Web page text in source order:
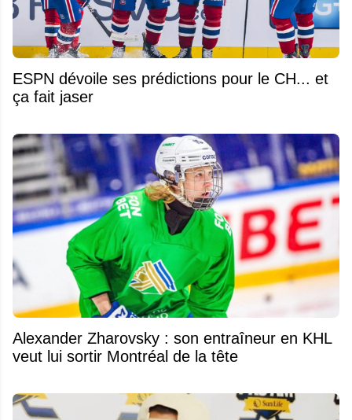
ESPN dévoile ses prédictions pour le CH... et
ça fait jaser
Alexander Zharovsky : son entraîneur en KHL
veut lui sortir Montréal de la tête